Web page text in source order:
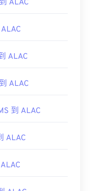
ALAC
ALAC
ALAC
到 ALAC
ALAC